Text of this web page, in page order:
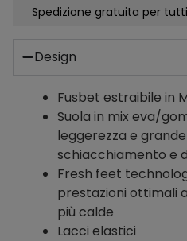
Spedizione gratuita per
Design
Fusbet estraibile in
Suola in mix eva/
leggerezza e
schiacchiamento e
Fresh feet
prestazioni ottimali
più calde
Lacci elastici